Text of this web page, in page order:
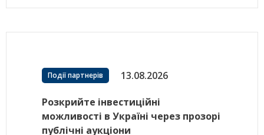
Події партнерів 13.08.2026
Розкрийте інвестиційні
можливості в Україні через прозорі
публічні аукціони